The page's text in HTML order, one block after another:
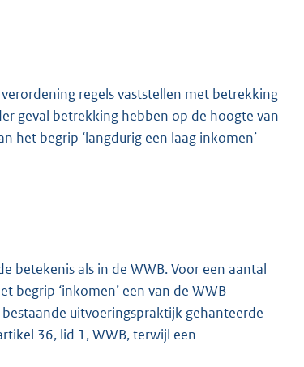
regels vaststellen met betrekking
geval betrekking hebben op de hoogte van
het begrip ‘langdurig een laag inkomen’
betekenis als in de WWB. Voor een aantal
begrip ‘inkomen’ een van de WWB
uitvoeringspraktijk gehanteerde
36, lid 1, WWB, terwijl een